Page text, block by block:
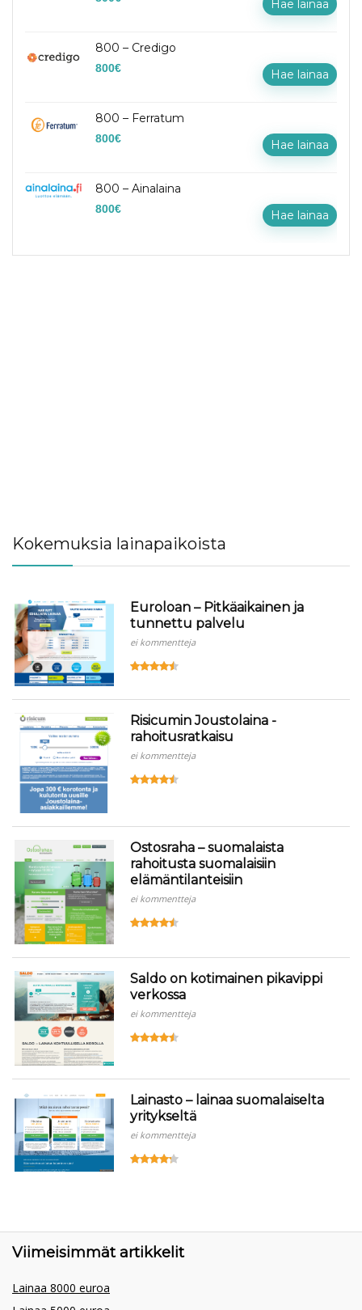
Hae lainaa
800 – Credigo
800€ Hae lainaa
800 – Ferratum
800€ Hae lainaa
800 – Ainalaina
800€ Hae lainaa
Kokemuksia lainapaikoista
Euroloan – Pitkäaikainen ja
tunnettu palvelu
ei kommentteja
Risicumin Joustolaina -
rahoitusratkaisu
ei kommentteja
Ostosraha – suomalaista
rahoitusta suomalaisiin
elämäntilanteisiin
ei kommentteja
Saldo on kotimainen pikavippi
verkossa
ei kommentteja
Lainasto – lainaa suomalaiselta
yritykseltä
ei kommentteja
Viimeisimmät artikkelit
Lainaa 8000 euroa